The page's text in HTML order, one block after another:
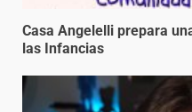
Casa Angelelli prepara
las Infancias